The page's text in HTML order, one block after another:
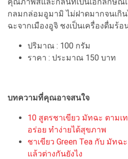
กลมกล่อมอูมามิ ไม่ฝาดมากจนเกิ
ฉะจากเมืองอูจิ ชงเป็นเครื่องดื่มร้
ปริมาณ : 100 กรัม
ราคา : ประมาณ 150 บาท
บทความที่คุณอาจสนใจ
10 สูตรชาเขียว มัทฉะ ตามเ
อร่อย ทำง่ายได้สุขภาพ
ชาเขียว Green Tea กับ มัทฉ
แล้วต่างกันยังไง